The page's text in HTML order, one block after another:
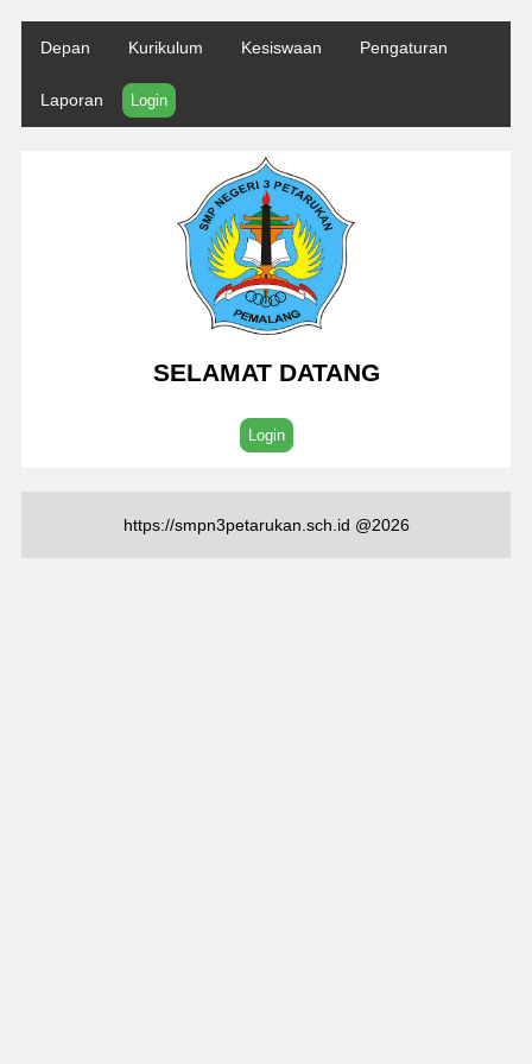
Depan Kurikulum Kesiswaan Pengaturan
Laporan Login
SELAMAT DATANG
Login
https://smpn3petarukan.sch.id @2026